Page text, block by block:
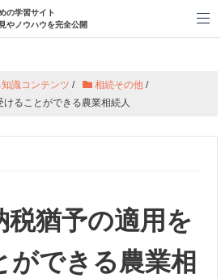
の学習サイト
やノウハウを完全公開
メ
識コンテンツ / 相続その他/
ることができる農業相続人
税猶予の適用を
ができる農業相